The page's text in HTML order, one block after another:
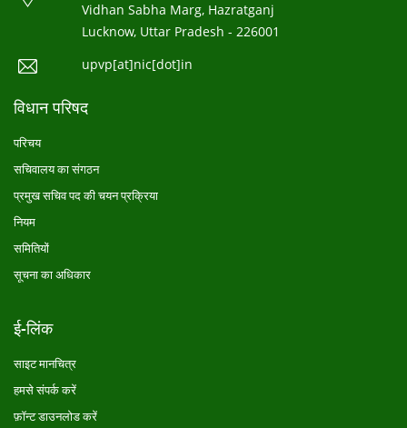
Vidhan Sabha Marg, Hazratganj
Lucknow, Uttar Pradesh - 226001
upvp[at]nic[dot]in
विधान परिषद
परिचय
सचिवालय का संगठन
प्रमुख सचिव पद की चयन प्रक्रिया
नियम
समितियों
सूचना का अधिकार
ई-लिंक
साइट मानचित्र
हमसे संपर्क करें
फ़ॉन्ट डाउनलोड करें